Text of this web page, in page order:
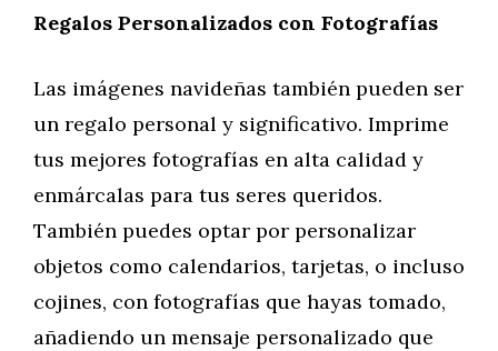
Regalos Personalizados con Fotografías
Las imágenes navideñas también pueden ser
un regalo personal y significativo. Imprime
tus mejores fotografías en alta calidad y
enmárcalas para tus seres queridos.
También puedes optar por personalizar
objetos como calendarios, tarjetas, o incluso
cojines, con fotografías que hayas tomado,
añadiendo un mensaje personalizado que